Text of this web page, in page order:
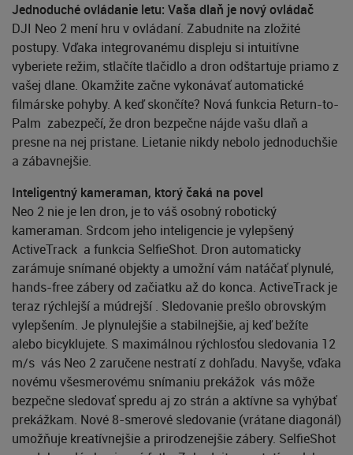
Jednoduché ovládanie letu: Vaša dlaň je nový ovládač
DJI Neo 2 mení hru v ovládaní. Zabudnite na zložité
postupy. Vďaka integrovanému displeju si intuitívne
vyberiete režim, stlačíte tlačidlo a dron odštartuje priamo z
vašej dlane. Okamžite začne vykonávať automatické
filmárske pohyby. A keď skončíte? Nová funkcia Return-to-
Palm zabezpečí, že dron bezpečne nájde vašu dlaň a
presne na nej pristane. Lietanie nikdy nebolo jednoduchšie
a zábavnejšie.
Inteligentný kameraman, ktorý čaká na povel
Neo 2 nie je len dron, je to váš osobný robotický
kameraman. Srdcom jeho inteligencie je vylepšený
ActiveTrack a funkcia SelfieShot. Dron automaticky
zarámuje snímané objekty a umožní vám natáčať plynulé,
hands-free zábery od začiatku až do konca. ActiveTrack je
teraz rýchlejší a múdrejší . Sledovanie prešlo obrovským
vylepšením. Je plynulejšie a stabilnejšie, aj keď bežíte
alebo bicyklujete. S maximálnou rýchlosťou sledovania 12
m/s vás Neo 2 zaručene nestratí z dohľadu. Navyše, vďaka
novému všesmerovému snímaniu prekážok vás môže
bezpečne sledovať spredu aj zo strán a aktívne sa vyhýbať
prekážkam. Nové 8-smerové sledovanie (vrátane diagonál)
umožňuje kreatívnejšie a prirodzenejšie zábery. SelfieShot